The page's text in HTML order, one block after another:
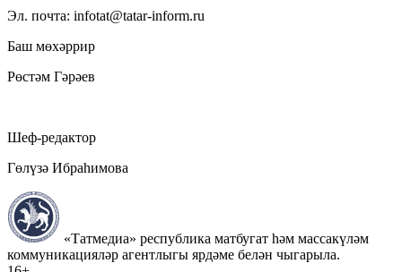
Эл. почта: infotat@tatar-inform.ru
Баш мөхәррир
Рөстәм Гәрәев
Шеф-редактор
Гөлүзә Ибраһимова
«Татмедиа» республика матбугат һәм массакүләм
коммуникацияләр агентлыгы ярдәме белән чыгарыла.